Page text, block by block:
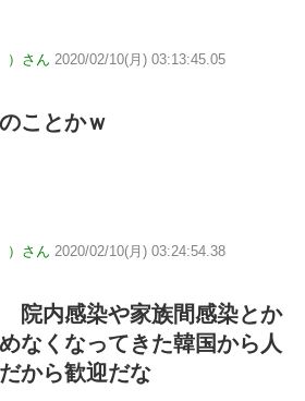
）さん 2020/02/10(月) 03:13:45.05
ことかｗ
）さん 2020/02/10(月) 03:24:54.38
院内感染や家族間感染とか
なくなってきた韓国から人
から歓迎だな